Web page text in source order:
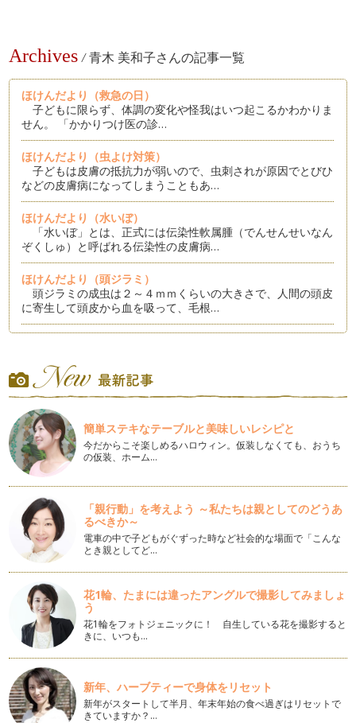
Archives / 青木 美和子さんの記事一覧
ほけんだより（救急の日）
子どもに限らず、体調の変化や怪我はいつ起こるかわかりま
せん。 「かかりつけ医の診…
ほけんだより（虫よけ対策）
子どもは皮膚の抵抗力が弱いので、虫刺されが原因でとびひ
などの皮膚病になってしまうこともあ…
ほけんだより（水いぼ）
「水いぼ」とは、正式には伝染性軟属腫（でんせんせいなん
ぞくしゅ）と呼ばれる伝染性の皮膚病…
ほけんだより（頭ジラミ）
頭ジラミの成虫は２～４ｍｍくらいの大きさで、人間の頭皮
に寄生して頭皮から血を吸って、毛根…
いているお母さんの場合、保育園から…
ほけんだより（冬の時期の服装）
この寒い時期、子どもも風邪をひかないようについつい厚着
をさせてしまいがち……
ほけんだより（冬のスキンケア）
肌の一番外側の部分を角質層といいます。角質層には外部の
刺激からお肌を守るバリア機能があり…
ほけんだより（感染性胃腸炎流行時の嘔吐の処理方法）
ノロウイルスなどの感染性胃腸炎の患者さんが増えていると
東京都からも「流行警報」が出されま…
ほけんだより（手洗い）
これからインフルエンザや感染性胃腸炎などの感染症が心配
になってくる時期… …
ほけんだより（インフルエンザ予防対策）
少しずつ発症のうわさがちらほらと耳に入るようになってき
たインフルエンザ。保育園・幼稚園や…
簡単ステキなテーブルと美味しいレシピと
今だからこそ楽しめるハロウィン。仮装しなくても、おうち
の仮装、ホーム…
「親行動」を考えよう ～私たちは親としてのどうあ
るべきか～
電車の中で子どもがぐずった時など社会的な場面で「こんな
とき親としてど…
花1輪、たまには違ったアングルで撮影してみましょ
う
花1輪をフォトジェニックに！ 自生している花を撮影すると
きに、いつも…
新年、ハーブティーで身体をリセット
新年がスタートして半月、年末年始の食べ過ぎはリセットで
きていますか？…